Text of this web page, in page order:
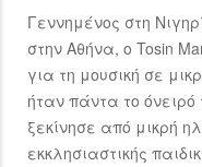
Γεννημένος στη
στην Αθήνα, ο Tosin
για τη μουσική σε
ήταν πάντα το όνειρό
ξεκίνησε από μικρή
εκκλησιαστικής